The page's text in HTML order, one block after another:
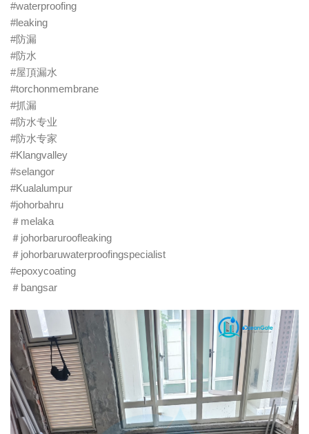
#waterproofing
#leaking
#防漏
#防水
#屋頂漏水
#torchonmembrane
#抓漏
#防水专业
#防水专家
#Klangvalley
#selangor
#Kualalumpur
#johorbahru
＃melaka
＃johorbaruroofleaking
＃johorbaruwaterproofingspecialist
#epoxycoating
＃bangsar